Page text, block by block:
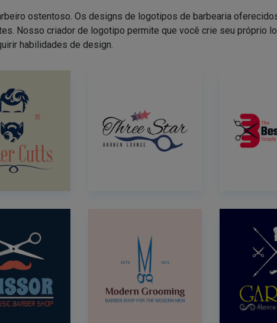
ostentoso. Os designs de logotipos de barbearia
Nosso criador de logotipo permite que você crie seu próprio
habilidades de design.